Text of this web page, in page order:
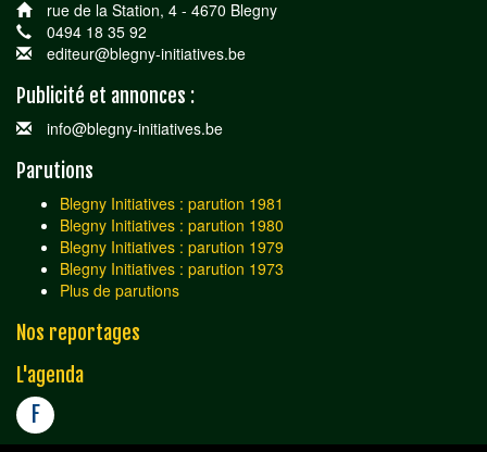
rue de la Station, 4 - 4670 Blegny
0494 18 35 92
editeur@blegny-initiatives.be
Publicité et annonces :
info@blegny-initiatives.be
Parutions
Blegny Initiatives : parution 1981
Blegny Initiatives : parution 1980
Blegny Initiatives : parution 1979
Blegny Initiatives : parution 1973
Plus de parutions
Nos reportages
L'agenda
F